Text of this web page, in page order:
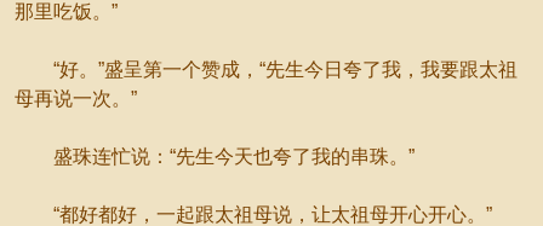
那里吃饭。”
“好。”盛呈第一个赞成，“先生今日夸了我，我要跟太祖
母再说一次。”
盛珠连忙说：“先生今天也夸了我的串珠。”
“都好都好，一起跟太祖母说，让太祖母开心开心。”